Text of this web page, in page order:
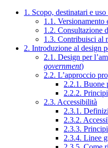
1. Scopo, destinatari e
1.1. Versionamento
1.2. Consultazione
1.3. Contribuisci al
2. Introduzione al design
2.1. Design per
government)
2.2. L’approccio
2.2.1. Buone
2.2.2. Principi
2.3. Accessibilità
2.3.1.
2.3.2.
2.3.3.
2.3.4. Linee